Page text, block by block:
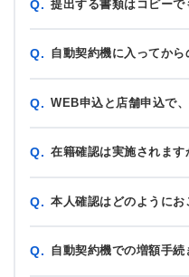
Q. 提出する書類はコピーで
Q. 自動契約機に入ってか
Q. WEB申込と店舗申込で
Q. 在籍確認は実施されます
Q. 本人確認はどのようにお
Q. 自動契約機での増額手続